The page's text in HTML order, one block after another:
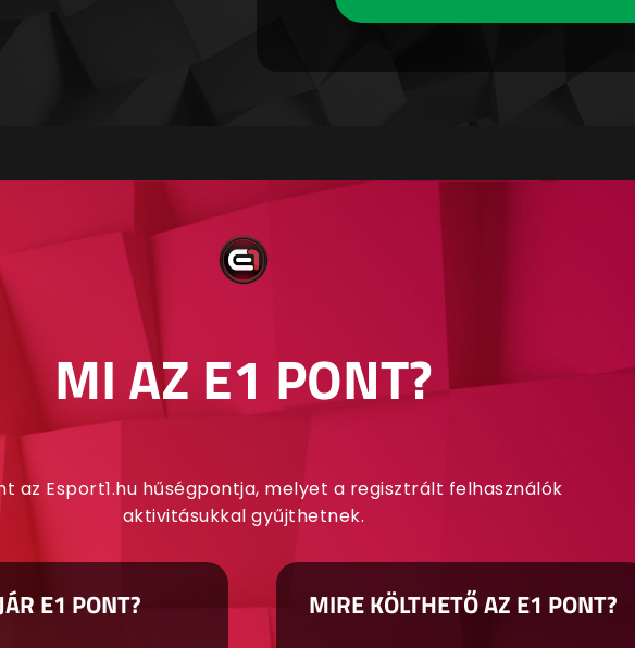
MI AZ E1 PONT?
az Esport1.hu hűségpontja, melyet a regisztrált felhasználók
aktivitásukkal gyűjthetnek.
E1 PONT? MIRE KÖLTHETŐ AZ E1 PONT?